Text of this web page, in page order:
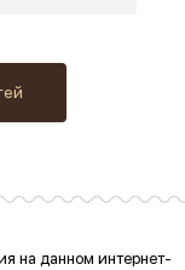
на данном интернет-